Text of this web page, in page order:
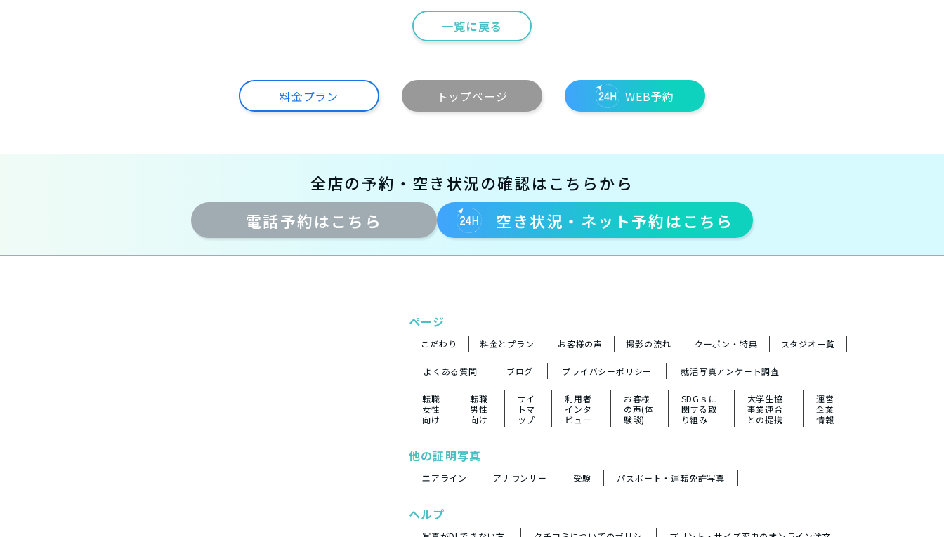
一覧に戻る
料金プラン トップページ WEB予約
全店の予約・空き状況の確認はこちらから
電話予約はこちら 空き状況・ネット予約はこちら
ページ
こだわり 料金とプラン お客様の声 撮影の流れ クーポン・特典 スタジオ一覧
よくある質問 ブログ プライバシーポリシー 就活写真アンケート調査
転職
女性
向け
転職
男性
向け
サイ
トマ
ップ
利用者
インタ
ビュー
お客様
の声(体
験談)
SDGｓに
関する取
り組み
大学生協
事業連合
との提携
運営
企業
情報
他の証明写真
エアライン アナウンサー 受験 パスポート・運転免許写真
ヘルプ